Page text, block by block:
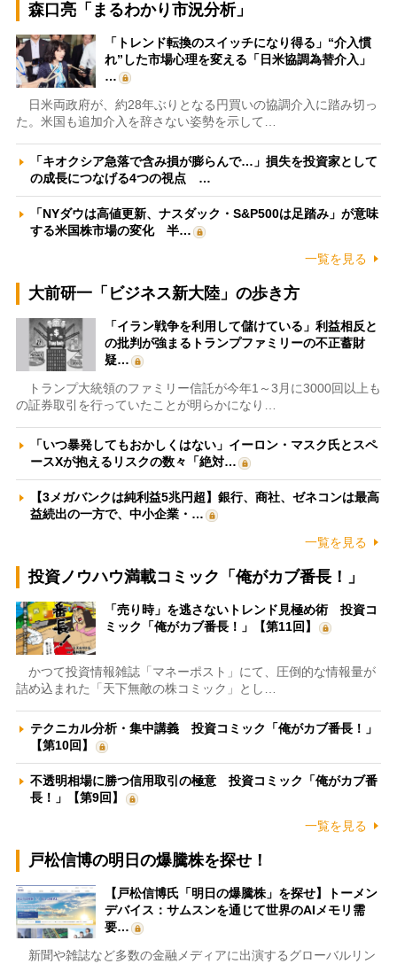
森口亮「まるわかり市況分析」
「トレンド転換のスイッチになり得る」“介入慣
れ”した市場心理を変える「日米協調為替介入」
…
日米両政府が、約28年ぶりとなる円買いの協調介入に踏み切っ
た。米国も追加介入を辞さない姿勢を示して…
「キオクシア急落で含み損が膨らんで…」損失を投資家として
の成長につなげる4つの視点 …
「NYダウは高値更新、ナスダック・S&P500は足踏み」が意味
する米国株市場の変化 半…
一覧を見る
大前研一「ビジネス新大陸」の歩き方
「イラン戦争を利用して儲けている」利益相反と
の批判が強まるトランプファミリーの不正蓄財
疑…
トランプ大統領のファミリー信託が今年1～3月に3000回以上も
の証券取引を行っていたことが明らかになり…
「いつ暴発してもおかしくはない」イーロン・マスク氏とスペ
ースXが抱えるリスクの数々「絶対…
【3メガバンクは純利益5兆円超】銀行、商社、ゼネコンは最高
益続出の一方で、中小企業・…
一覧を見る
投資ノウハウ満載コミック「俺がカブ番長！」
「売り時」を逃さないトレンド見極め術 投資コ
ミック「俺がカブ番長！」【第11回】
かつて投資情報雑誌「マネーポスト」にて、圧倒的な情報量が
詰め込まれた「天下無敵の株コミック」とし…
テクニカル分析・集中講義 投資コミック「俺がカブ番長！」
【第10回】
不透明相場に勝つ信用取引の極意 投資コミック「俺がカブ番
長！」【第9回】
一覧を見る
戸松信博の明日の爆騰株を探せ！
【戸松信博氏「明日の爆騰株」を探せ】トーメン
デバイス：サムスンを通じて世界のAIメモリ需
要…
新聞や雑誌など多数の金融メディアに出演するグローバルリン